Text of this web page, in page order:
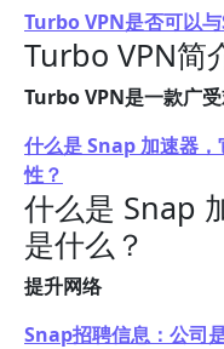
Turbo VPN是否可以
Turbo VPN简
Turbo VPN是一款广
什么是 Snap 加速器
性？
什么是 Snap
是什么？
提升网络
Snap招聘信息：公司